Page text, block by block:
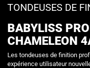
TONDEUSES DE
BABYLISS
CHAMELEON
Les tondeuses de finition
expérience utilisateur